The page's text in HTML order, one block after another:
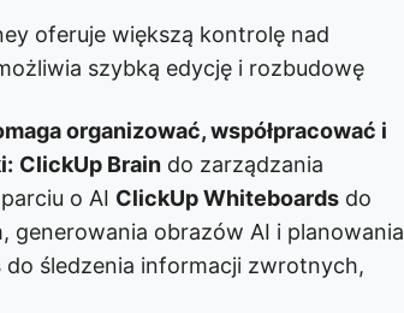
oferuje większą kontrolę nad
szybką edycję i rozbudowę
organizować, współpracować i
ClickUp Brain do zarządzania
o AI ClickUp Whiteboards do
obrazów AI i planowania
do śledzenia informacji zwrotnych,